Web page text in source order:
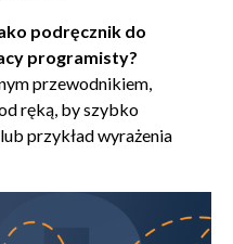
(138)
(144)
podręcznik do
programisty?
przewodnikiem,
ręką, by szybko
przykład wyrażenia